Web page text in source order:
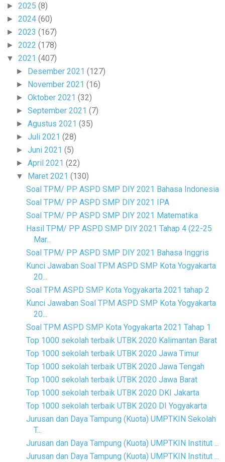
► 2025 (8)
► 2024 (60)
► 2023 (167)
► 2022 (178)
▼ 2021 (407)
► Desember 2021(127)
► November 2021(16)
►Oktober 2021(32)
►September 2021(7)
►Agustus 2021(35)
►Juli 2021(28)
►Juni 2021(5)
►April 2021(22)
▼ Maret 2021(130)
Soal TPM/ PP ASPD SMP DIY 2021 Bahasa Indonesia
Soal TPM/ PP ASPD SMP DIY 2021 IPA
Soal TPM/ PP ASPD SMP DIY 2021 Matematika
Hasil TPM/ PP ASPD SMP DIY 2021 Tahap 4 (22-25
Mar...
Soal TPM/ PP ASPD SMP DIY 2021 Bahasa Inggris
Kunci Jawaban Soal TPM ASPD SMP Kota Yogyakarta
20...
Soal TPM ASPD SMP Kota Yogyakarta 2021 tahap 2
Kunci Jawaban Soal TPM ASPD SMP Kota Yogyakarta
20...
Soal TPM ASPD SMP Kota Yogyakarta 2021 Tahap 1
Top 1000 sekolah terbaik UTBK 2020 Kalimantan Barat
Top 1000 sekolah terbaik UTBK 2020 Jawa Timur
Top 1000 sekolah terbaik UTBK 2020 Jawa Tengah
Top 1000 sekolah terbaik UTBK 2020 Jawa Barat
Top 1000 sekolah terbaik UTBK 2020 DKI Jakarta
Top 1000 sekolah terbaik UTBK 2020 DI Yogyakarta
Jurusan dan Daya Tampung (Kuota) UMPTKIN Sekolah
T...
Jurusan dan Daya Tampung (Kuota) UMPTKIN Institut ...
Jurusan dan Daya Tampung (Kuota) UMPTKIN Institut ...